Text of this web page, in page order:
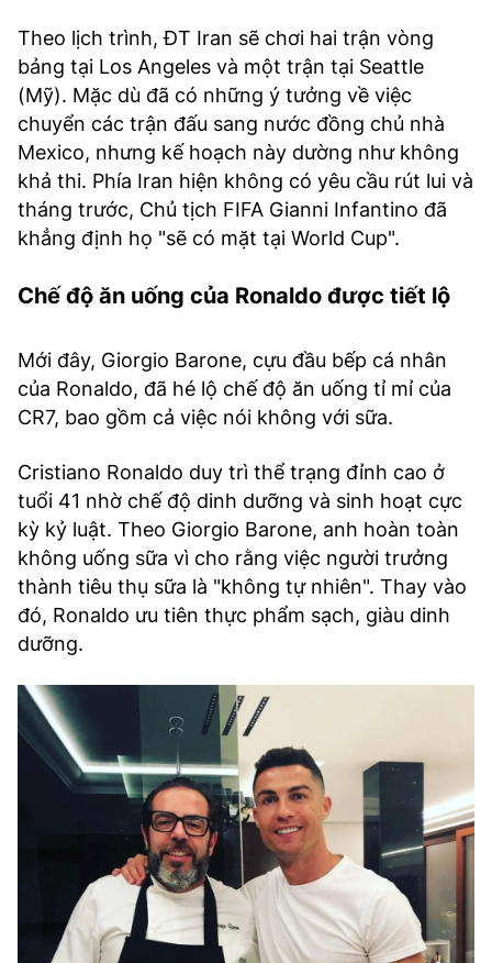
Theo lịch trình, ĐT Iran sẽ chơi hai trận vòng
bảng tại Los Angeles và một trận tại Seattle
(Mỹ). Mặc dù đã có những ý tưởng về việc
chuyển các trận đấu sang nước đồng chủ nhà
Mexico, nhưng kế hoạch này dường như không
khả thi. Phía Iran hiện không có yêu cầu rút lui và
tháng trước, Chủ tịch FIFA Gianni Infantino đã
khẳng định họ "sẽ có mặt tại World Cup".
Chế độ ăn uống của Ronaldo được tiết lộ
Mới đây, Giorgio Barone, cựu đầu bếp cá nhân
của Ronaldo, đã hé lộ chế độ ăn uống tỉ mỉ của
CR7, bao gồm cả việc nói không với sữa.
Cristiano Ronaldo duy trì thể trạng đỉnh cao ở
tuổi 41 nhờ chế độ dinh dưỡng và sinh hoạt cực
kỳ kỷ luật. Theo Giorgio Barone, anh hoàn toàn
không uống sữa vì cho rằng việc người trưởng
thành tiêu thụ sữa là "không tự nhiên". Thay vào
đó, Ronaldo ưu tiên thực phẩm sạch, giàu dinh
dưỡng.